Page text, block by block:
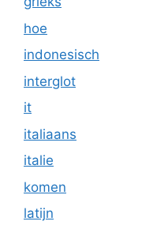
hoe
indonesisch
interglot
it
italiaans
italie
komen
latijn